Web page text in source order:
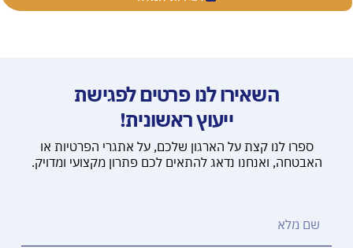
השאירו לנו פרטים לפגישת
ייעוץ ראשונית!
ספרו לנו קצת על הארגון שלכם, על אתגרי הפרטיות או
האבטחה, ואנחנו נדאג להתאים לכם פתרון מקצועי ומדויק.